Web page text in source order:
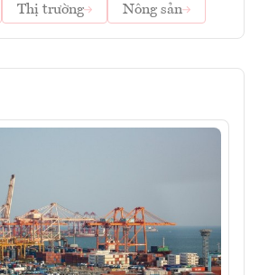
Thị trường Nông sản